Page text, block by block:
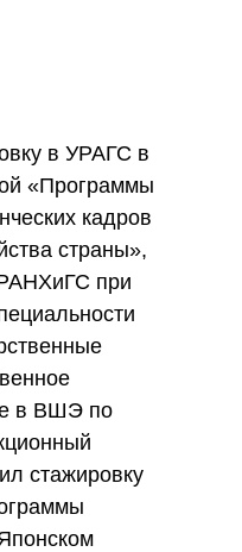
в УРАГС в
«Программы
кадров
страны»,
при
в ВШЭ по
стажировку